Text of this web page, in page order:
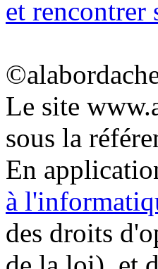
et rencontrer
Le site
sous la
En
à
des droits